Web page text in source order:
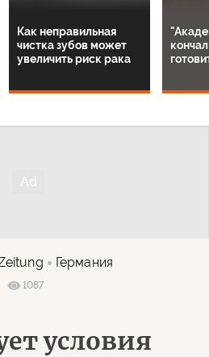
Как неправильная
чистка зубов может
увеличить риск рака
Германия
1087
условия